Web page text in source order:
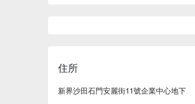
住所
新界沙田石門安麗街11號企業中心地下